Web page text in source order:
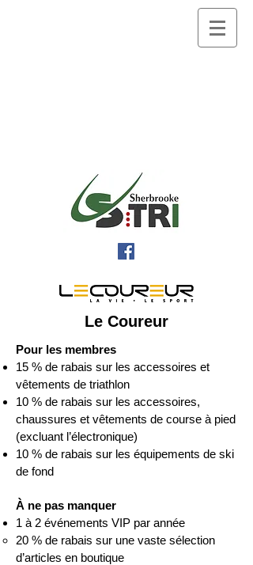
Le Coureur
Pour les membres
15 % de rabais sur les accessoires et
vêtements de triathlon
10 % de rabais sur les accessoires,
chaussures et vêtements de course à pied
(excluant l’électronique)
10 % de rabais sur les équipements de ski
de fond
À ne pas manquer
1 à 2 événements VIP par année
20 % de rabais sur une vaste sélection
d’articles en boutique